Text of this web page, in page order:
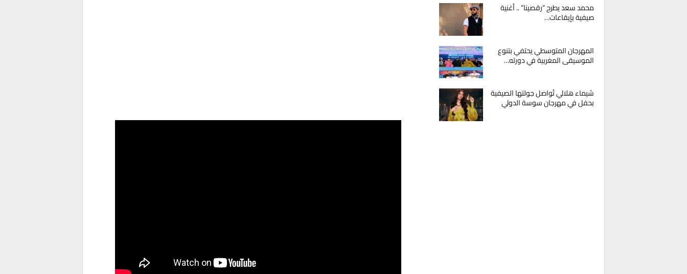
محمد سعد يطرح “رقصينا” .. أغنية
صيفية بإيقاعات…
المهرجان المتوسطي يحتفي بتنوع
الموسيقى المغربية في دورته…
شيماء هلالي تُواصل جولتها الصيفية
بحفل في مهرجان سوسة الدولي